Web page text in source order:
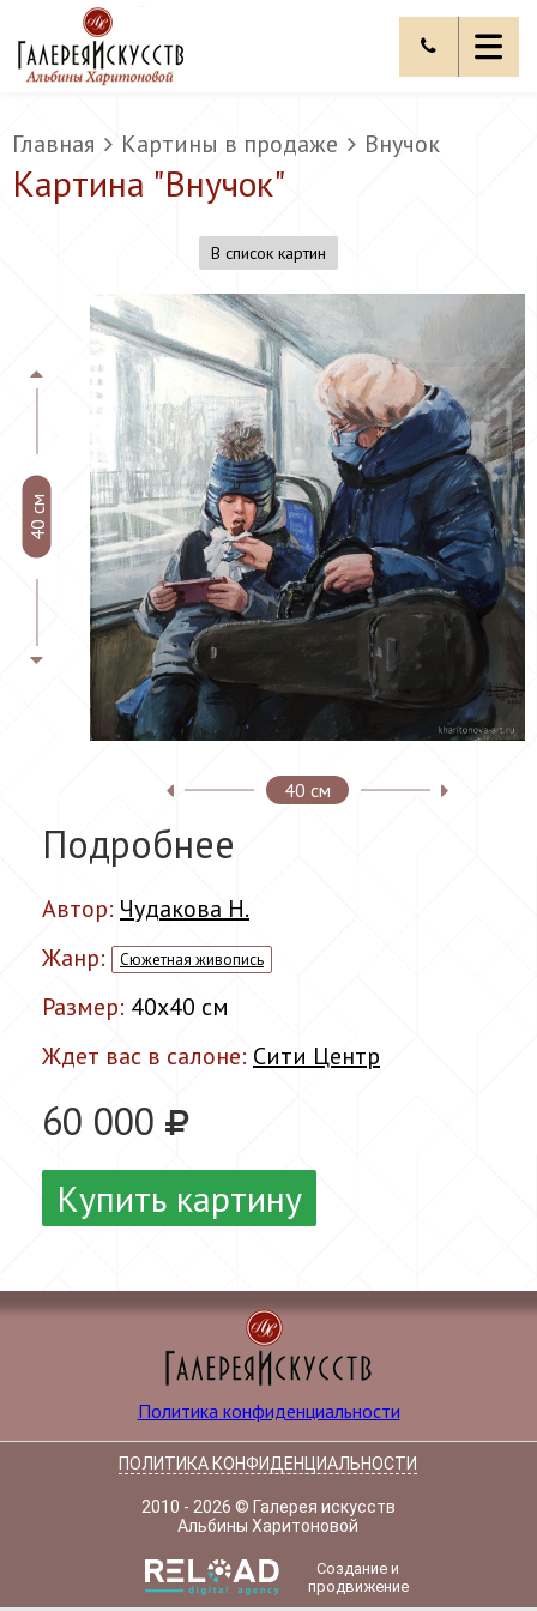
Главная Картины в продаже Внучок
Картина "Внучок"
В список картин
40 см
40 см
Подробнее
Автор: Чудакова Н.
Жанр:
Сюжетная живопись
Размер: 40x40 см
Ждет вас в салоне: Сити Центр
60 000
Купить картину
Политика конфиденциальности
ПОЛИТИКА КОНФИДЕНЦИАЛЬНОСТИ
2010 - 2026 © Галерея искусств
Альбины Харитоновой
Создание и
продвижение